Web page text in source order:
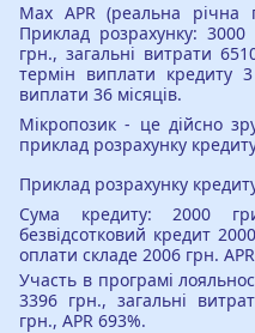
Max APR (реальна річна
Приклад розрахунку:
грн., загальні витрати
термін виплати кредиту
виплати 36 місяців.
Мікропозик - це дійсно
приклад розрахунку кредиту
Приклад розрахунку
Сума кредиту: 2000
безвідсотковий кредит
оплати складе 2006 грн.
Участь в програмі
3396 грн., загальні
грн., APR 693%.